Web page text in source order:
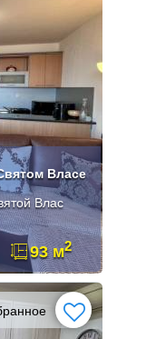
Власе
Влас
93 м2